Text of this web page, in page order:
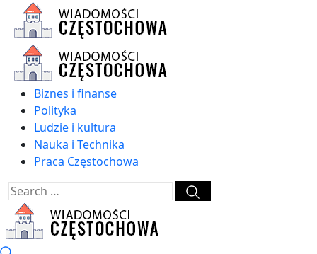
Biznes i finanse
Polityka
Ludzie i kultura
Nauka i Technika
Praca Częstochowa